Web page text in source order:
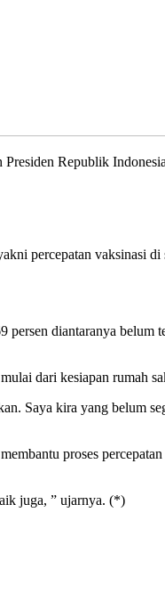
Republik Indonesia
percepatan vaksinasi di
persen diantaranya
dari kesiapan rumah
Saya kira yang belum
proses
juga, ” ujarnya. (*)